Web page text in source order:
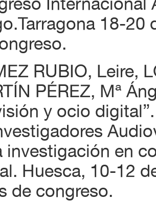
18-20
RUBIO, Leire,
PÉREZ, Mª
y ocio
investigación en
Huesca, 10-12
de congreso.